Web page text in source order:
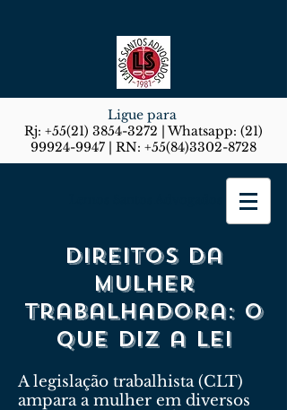
Ligue para
Rj: +55(21) 3854-3272 | Whatsapp: (21)
99924-9947 | RN: +55(84)3302-8728
Direitos da
mulher
trabalhadora: o
que diz a lei
A legislação trabalhista (CLT)
ampara a mulher em diversos